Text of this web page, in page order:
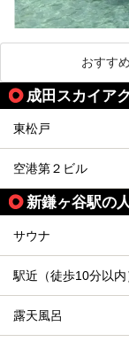
おすす
成田スカイア
東松戸
空港第２ビル
新鎌ヶ谷駅の
サウナ
駅近（徒歩10分以内
露天風呂